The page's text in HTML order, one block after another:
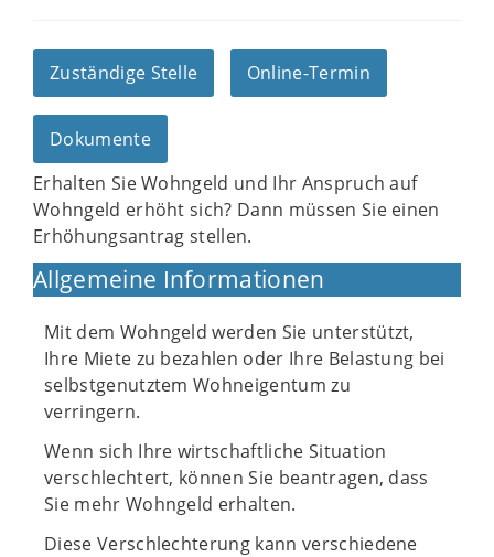
Zuständige Stelle Online-Termin
Dokumente
Erhalten Sie Wohngeld und Ihr Anspruch auf
Wohngeld erhöht sich? Dann müssen Sie einen
Erhöhungsantrag stellen.
Allgemeine Informationen
Mit dem Wohngeld werden Sie unterstützt,
Ihre Miete zu bezahlen oder Ihre Belastung bei
selbstgenutztem Wohneigentum zu
verringern.
Wenn sich Ihre wirtschaftliche Situation
verschlechtert, können Sie beantragen, dass
Sie mehr Wohngeld erhalten.
Diese Verschlechterung kann verschiedene